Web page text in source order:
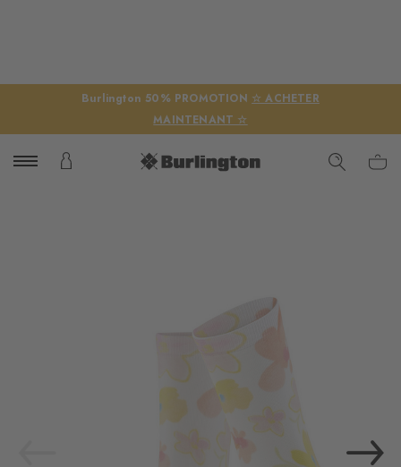
Burlington 50% PROMOTION ☆ ACHETER
MAINTENANT ☆